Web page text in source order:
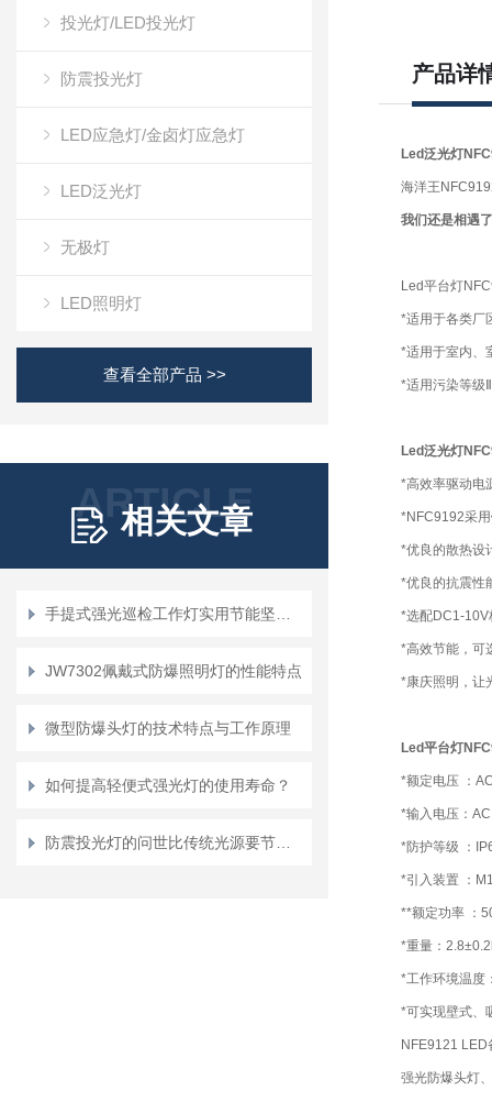
投光灯/LED投光灯
防震投光灯
LED应急灯/金卤灯应急灯
LED泛光灯
无极灯
LED照明灯
查看全部产品 >>
ARTICLE
相关文章
JW7302佩戴式防爆照明灯的性能特点
微型防爆头灯的技术特点与工作原理
如何提高轻便式强光灯的使用寿命？
产品详
Led泛光灯
海洋王
我们还是相遇
Led平台灯
*适用于各类厂
*适用于室内、
*适用污染等级
Led泛光灯
*高效率驱动电
*NFC9192采
*优良的散热设
*优良的抗震性
*选配DC1-10V
*高效节能，可
*康庆照明，让
Led平台灯
*额定电压 ：
*输入电压：
*防护等级 ：
*引入装置 ：
**额定功率 ：
*重量：
*工作环境温
*可实现壁式、
NFE9121
强光防爆头灯